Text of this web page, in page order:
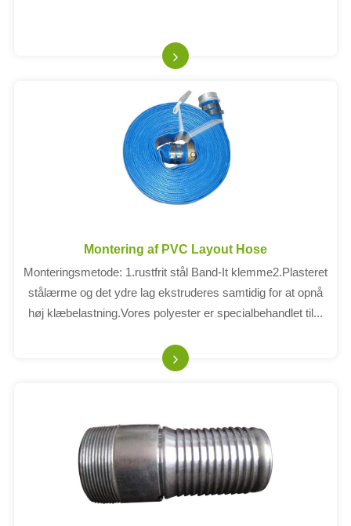
Montering af PVC Layout Hose
Monteringsmetode: 1.rustfrit stål Band-It klemme2.Plasteret
stålærme og det ydre lag ekstruderes samtidig for at opnå
høj klæbelastning.Vores polyester er specialbehandlet til...